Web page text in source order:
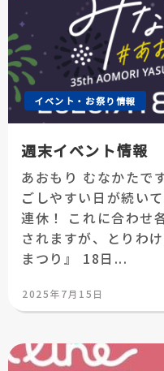
イベント・お祭り情報
週末イベント情報
あおもり むなかたで
ごしやすい日が続い
連休！ これに合わせ
されますが、とりわ
まつり』 18日...
投
日:
2025年7月15日